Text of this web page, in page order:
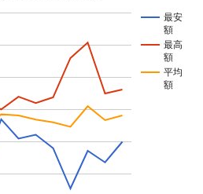
最安
額
最高
額
平均
額